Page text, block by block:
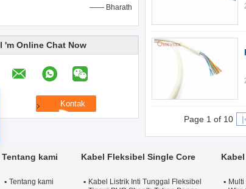
—— Bharath
I 'm Online Chat Now
Page 1 of 10
Tentang kami
Tentang kami
Kabel Fleksibel Single Core
Kabel Listrik Inti Tunggal Fleksibel